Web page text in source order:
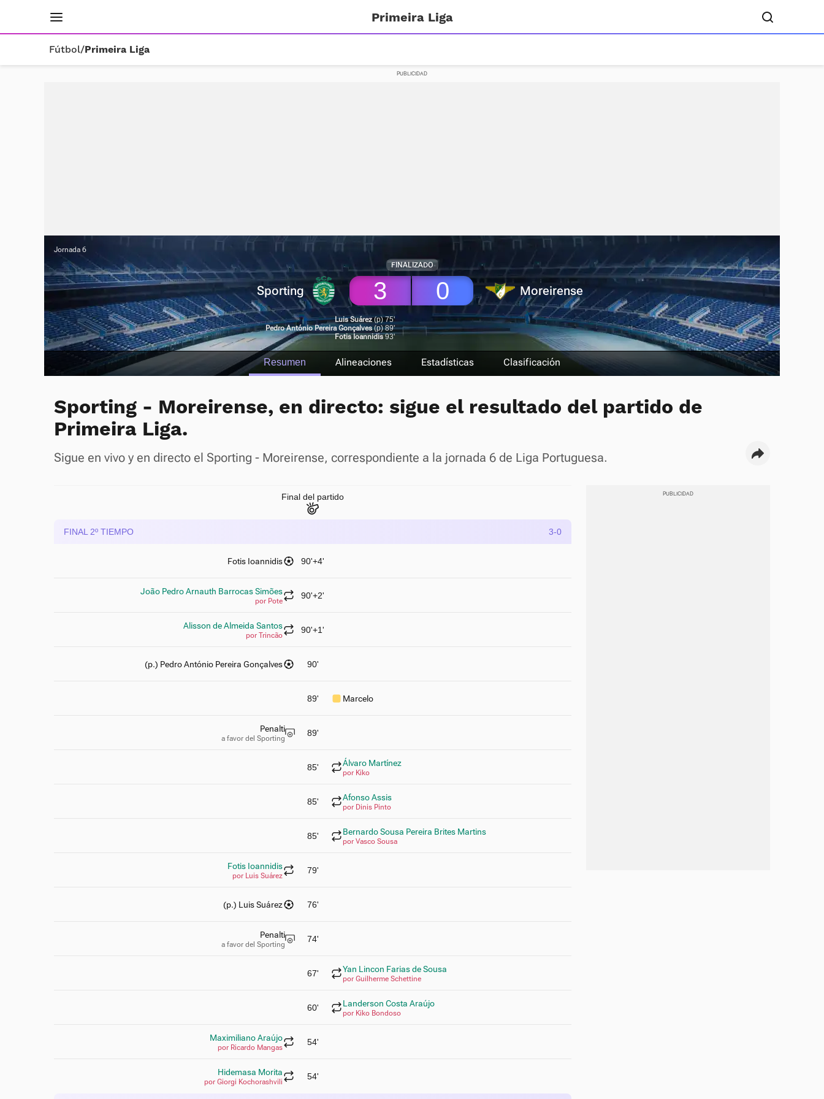
Primeira Liga
Fútbol/Primeira Liga
Jornada 6
FINALIZADO
Sporting 3 0 Moreirense
Luis Suárez(p) 75'
Pedro António Pereira Gonçalves(p) 89'
Fotis Ioannidis93'
Resumen Alineaciones Estadísticas Clasificación
Sporting - Moreirense, en directo: sigue el resultado del partido de
Primeira Liga.
Sigue en vivo y en directo el Sporting - Moreirense, correspondiente a la jornada 6 de Liga Portuguesa.
Final del partido
FINAL 2º TIEMPO 3-0
Fotis Ioannidis 90'+4'
João Pedro Arnauth Barrocas Simões
por Pote
90'+2'
Alisson de Almeida Santos
por Trincão
90'+1'
(p.) Pedro António Pereira Gonçalves 90'
89' Marcelo
Penalti
a favor del Sporting
89'
85' Álvaro Martínez
por Kiko
85' Afonso Assis
por Dinis Pinto
85' Bernardo Sousa Pereira Brites Martins
por Vasco Sousa
Fotis Ioannidis
por Luis Suárez
79'
(p.) Luis Suárez 76'
Penalti
a favor del Sporting
74'
67' Yan Lincon Farias de Sousa
por Guilherme Schettine
60' Landerson Costa Araújo
por Kiko Bondoso
Maximiliano Araújo
por Ricardo Mangas
54'
Hidemasa Morita
por Giorgi Kochorashvili
54'